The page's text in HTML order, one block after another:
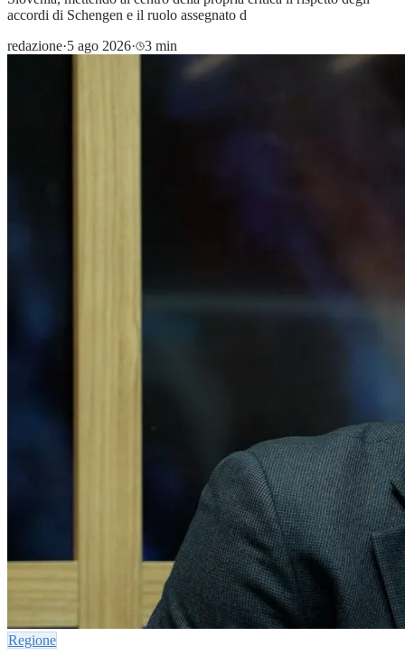
accordi di Schengen e il ruolo assegnato d
redazione·5 ago 2026· 3 min
Regione